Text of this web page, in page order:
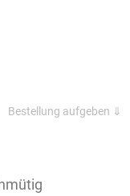
Bestellung aufgeben ⇓